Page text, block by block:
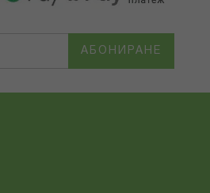
АБОНИРАНЕ